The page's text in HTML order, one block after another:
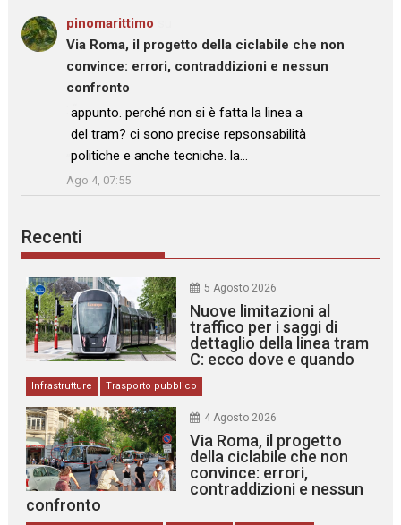
pinomarittimo
Via Roma, il progetto della ciclabile che non
convince: errori, contraddizioni e nessun
confronto
: “
appunto. perché non si è fatta la linea a
del tram? ci sono precise repsonsabilità
politiche e anche tecniche. la…
”
Ago 4, 07:55
Recenti
5 Agosto 2026
Nuove limitazioni al
traffico per i saggi di
dettaglio della linea tram
C: ecco dove e quando
Infrastrutture Trasporto pubblico
4 Agosto 2026
Via Roma, il progetto
della ciclabile che non
convince: errori,
contraddizioni e nessun
confronto